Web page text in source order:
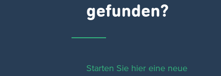
gefunden?
Starten Sie hier eine neue